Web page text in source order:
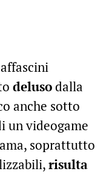
delusodalla
anche sotto
un videogame
soprattutto
risulta